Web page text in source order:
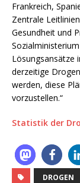
Frankreich,
Zentrale
Gesundheit und
Lösungsansätze
derzeitige
werden, diese
vorzustellen.“
Statistik der
DROGEN